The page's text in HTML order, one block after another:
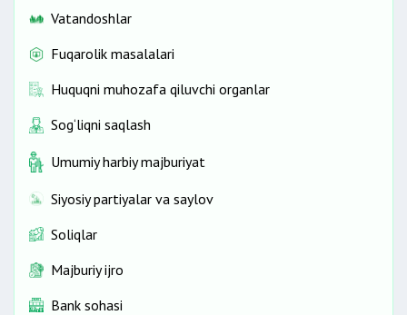
Vatandoshlar
Fuqarolik masalalari
Huquqni muhozafa qiluvchi organlar
Sog‘liqni saqlash
Umumiy harbiy majburiyat
Siyosiy partiyalar va saylov
Soliqlar
Majburiy ijro
Bank sohasi